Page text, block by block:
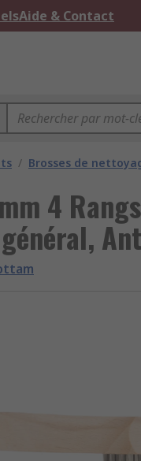
Aide & Contact
/ Brosses de
4